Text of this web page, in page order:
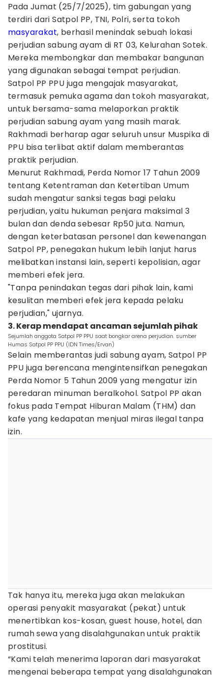
Pada Jumat (25/7/2025), tim gabungan yang
terdiri dari Satpol PP, TNI, Polri, serta tokoh
masyarakat, berhasil menindak sebuah lokasi
perjudian sabung ayam di RT 03, Kelurahan Sotek.
Mereka membongkar dan membakar bangunan
yang digunakan sebagai tempat perjudian.
Satpol PP PPU juga mengajak masyarakat,
termasuk pemuka agama dan tokoh masyarakat,
untuk bersama-sama melaporkan praktik
perjudian sabung ayam yang masih marak.
Rakhmadi berharap agar seluruh unsur Muspika di
PPU bisa terlibat aktif dalam memberantas
praktik perjudian.
Menurut Rakhmadi, Perda Nomor 17 Tahun 2009
tentang Ketentraman dan Ketertiban Umum
sudah mengatur sanksi tegas bagi pelaku
perjudian, yaitu hukuman penjara maksimal 3
bulan dan denda sebesar Rp50 juta. Namun,
dengan keterbatasan personel dan kewenangan
Satpol PP, penegakan hukum lebih lanjut harus
melibatkan instansi lain, seperti kepolisian, agar
memberi efek jera.
"Tanpa penindakan tegas dari pihak lain, kami
kesulitan memberi efek jera kepada pelaku
perjudian," ujarnya.
3. Kerap mendapat ancaman sejumlah pihak
Sejumlah anggota Satpol PP PPU saat bongkar arena perjudian. sumber
Humas Satpol PP PPU (IDN Times/Ervan)
Selain memberantas judi sabung ayam, Satpol PP
PPU juga berencana mengintensifkan penegakan
Perda Nomor 5 Tahun 2009 yang mengatur izin
peredaran minuman beralkohol. Satpol PP akan
fokus pada Tempat Hiburan Malam (THM) dan
kafe yang kedapatan menjual miras ilegal tanpa
izin.
Tak hanya itu, mereka juga akan melakukan
operasi penyakit masyarakat (pekat) untuk
menertibkan kos-kosan, guest house, hotel, dan
rumah sewa yang disalahgunakan untuk praktik
prostitusi.
“Kami telah menerima laporan dari masyarakat
mengenai beberapa tempat yang disalahgunakan